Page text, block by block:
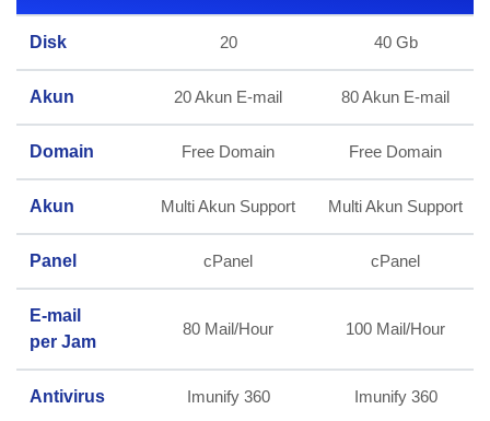
Disk 20 40 Gb
Akun 20 Akun E-mail 80 Akun E-mail
Domain Free Domain Free Domain
Akun Multi Akun Support Multi Akun Support
Panel cPanel cPanel
E-mail
per Jam
80 Mail/Hour 100 Mail/Hour
Antivirus Imunify 360 Imunify 360